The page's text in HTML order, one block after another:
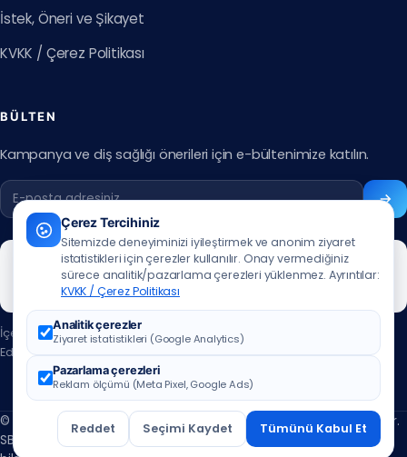
İstek, Öneri ve Şikayet
KVKK / Çerez Politikası
BÜLTEN
Kampanya ve diş sağlığı önerileri için e-bültenimize katılın.
İçerik güncelleme tarihi:07.07.2026
Editör:
© 2026 ÖzbuDent Ağız ve Diş Sağlığı Merkezleri. Tüm hakları saklıdır.
SB Ruhsatlı Ağız ve Diş Sağlığı Polikliniği · Reklam değildir,
Çerez Tercihiniz
Sitemizde deneyiminizi iyileştirmek ve anonim ziyaret
istatistikleri için çerezler kullanılır. Onay vermediğiniz
sürece analitik/pazarlama çerezleri yüklenmez. Ayrıntılar:
KVKK / Çerez Politikası
Analitik çerezler
Ziyaret istatistikleri (Google Analytics)
Pazarlama çerezleri
Reklam ölçümü (Meta Pixel, Google Ads)
Reddet Seçimi Kaydet Tümünü Kabul Et